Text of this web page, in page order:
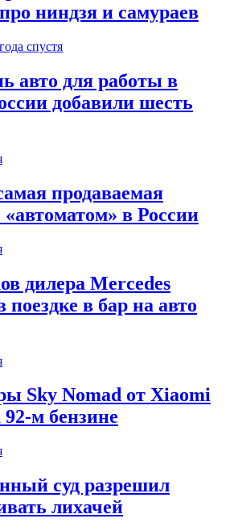
ниндзя и самураев
спустя
авто для работы в
добавили шесть
продаваемая
в России
дилера Mercedes
поездке в бар на авто
Sky Nomad от Xiaomi
92-м бензине
суд разрешил
лихачей